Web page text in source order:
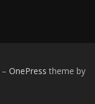
– OnePress theme by